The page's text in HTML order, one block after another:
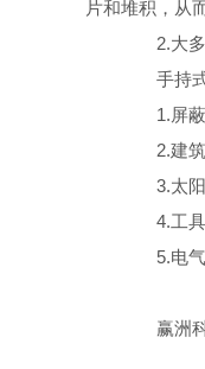
片和堆积，从
2.大多数
手持式
1.屏蔽
2.建筑
3.太阳
4.工具
5.电气
赢洲科